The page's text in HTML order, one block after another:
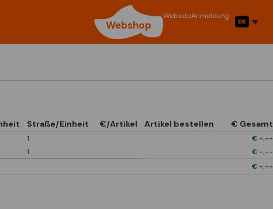
Webshop
WebsiteAnmeldung
Straße/Einheit €/Artikel Artikel bestellen € Gesamt
1 € -,--
1 € -,--
€ -,--